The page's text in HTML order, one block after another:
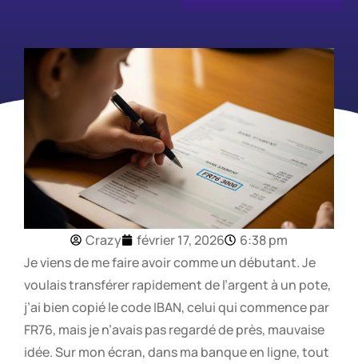
Crazy février 17, 2026
6:38 pm
Je viens de me faire avoir comme un débutant. Je
voulais transférer rapidement de l’argent à un pote,
j’ai bien copié le code IBAN, celui qui commence par
FR76, mais je n’avais pas regardé de près, mauvaise
idée. Sur mon écran, dans ma banque en ligne, tout